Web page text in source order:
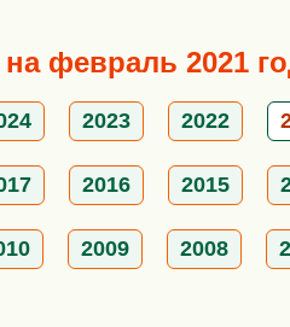
февраль 2021
2023 2022
2016 2015
2009 2008